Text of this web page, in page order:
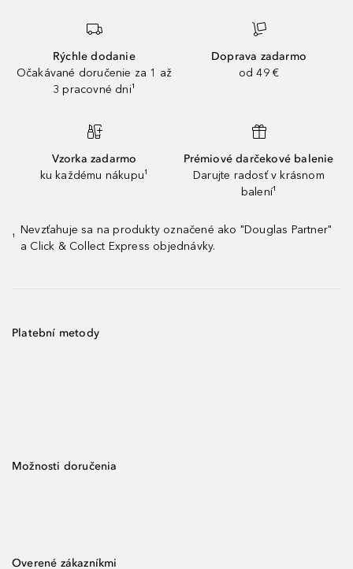
Rýchle dodanie
Očakávané doručenie za 1 až
3 pracovné dni¹
Doprava zadarmo
od 49 €
Vzorka zadarmo
ku každému nákupu¹
Prémiové darčekové balenie
Darujte radosť v krásnom
balení¹
¹
Nevzťahuje sa na produkty označené ako "Douglas Partner"
a Click & Collect Express objednávky.
Platební metody
Možnosti doručenia
Overené zákazníkmi